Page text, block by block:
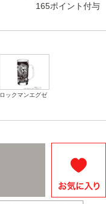
165ポイント付与
ロックマンエグゼ